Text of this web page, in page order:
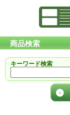
商品検索
キーワード検索